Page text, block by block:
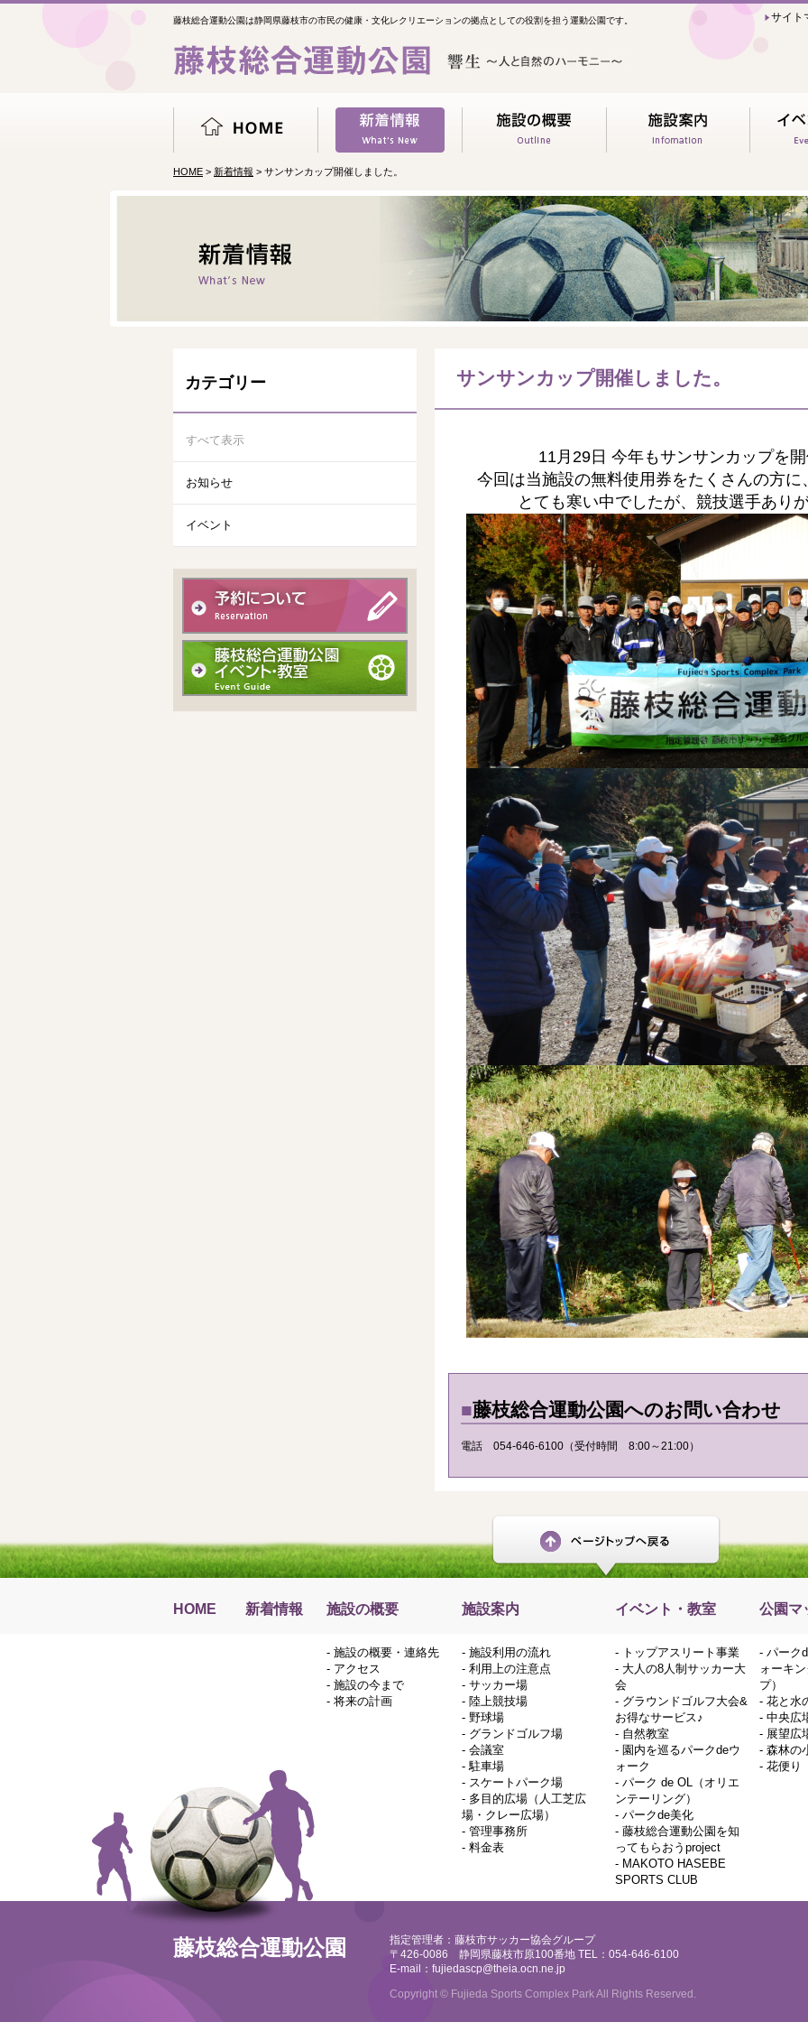
藤枝総合運動公園は静岡県藤枝市の市民の健康・文化レクリエーションの拠点としての役割を担う運動公園です。 サイト
HOME > 新着情報 > サンサンカップ開催しました。
サンサンカップ開催しました。
11月29日 今年もサンサンカップを
今回は当施設の無料使用券をたくさんの方
とても寒い中でしたが、競技選手あり
■藤枝総合運動公園へのお問い合わせ
電話 054-646-6100（受付時間 8:00～21:00）
カテゴリー
すべて表示
お知らせ
イベント
HOME 新着情報 施設の概要 施設案内 イベント・教室 公園マ
- 施設の概要・連絡先
- アクセス
- 施設の今まで
- 将来の計画
- 施設利用の流れ
- 利用上の注意点
- サッカー場
- 陸上競技場
- 野球場
- グランドゴルフ場
- 会議室
-駐車場
- スケートパーク場
- 多目的広場（人工芝広
場・クレー広場）
- 管理事務所
- 料金表
- トップアスリート事業
- 大人の8人制サッカー大
会
- グラウンドゴルフ大会&
お得なサービス♪
- 自然教室
- 園内を巡るパークdeウ
ォーク
- パーク de OL（オリエ
ンテーリング）
- パークde美化
- 藤枝総合運動公園を知
ってもらおうproject
- MAKOTO HASEBE
SPORTS CLUB
- パーク
ォーキ
プ）
- 花と水
- 中央広
- 展望広
- 森林の
- 花便り
藤枝総合運動公園
指定管理者：藤枝市サッカー協会グループ
〒426-0086 静岡県藤枝市原100番地 TEL：054-646-6100
E-mail： fujiedascp@theia.ocn.ne.jp
Copyright © Fujieda Sports Complex Park All Rights Reserved.